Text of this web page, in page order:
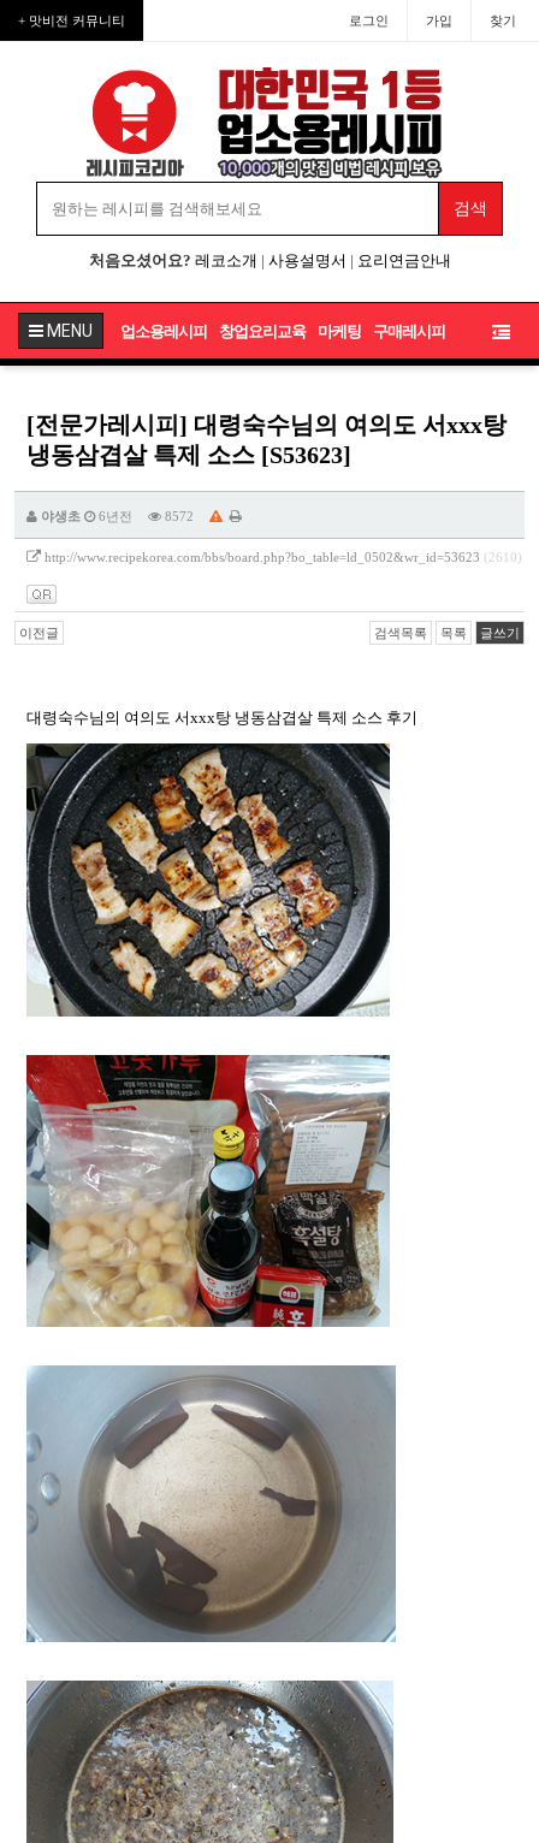
+ 맛비전 커뮤니티 로그인 가입 찾기
처음오셨어요? 레코소개 | 사용설명서 | 요리연금안내
MENU 업소용레시피 창업요리교육 마케팅 구매레시피
[전문가레시피] 대령숙수님의 여의도 서xxx탕
냉동삼겹살 특제 소스 [S53623]
야생초 6년전 8572
http://www.recipekorea.com/bbs/board.php?bo_table=ld_0502&wr_id=53623 (2610)
이전글 검색목록 목록 글쓰기
대령숙수님의 여의도 서xxx탕 냉동삼겹살 특제 소스 후기